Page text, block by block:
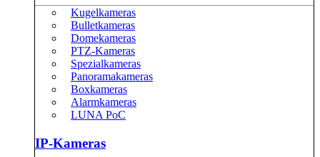
Kugelkameras
Bulletkameras
Domekameras
PTZ-Kameras
Spezialkameras
Panoramakameras
Boxkameras
Alarmkameras
LUNA PoC
IP-Kameras